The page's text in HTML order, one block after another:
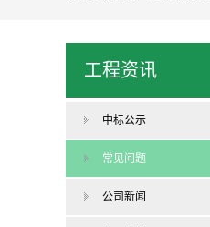
工程资讯
中标公示
常见问题
公司新闻